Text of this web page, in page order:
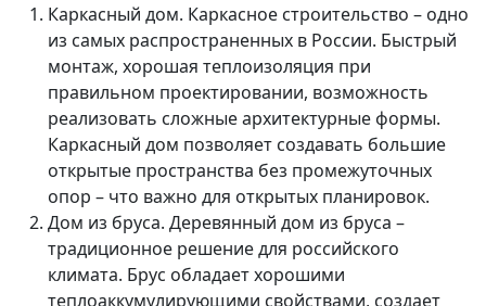
Каркасный дом. Каркасное строительство – одно
из самых распространенных в России. Быстрый
монтаж, хорошая теплоизоляция при
правильном проектировании, возможность
реализовать сложные архитектурные формы.
Каркасный дом позволяет создавать большие
открытые пространства без промежуточных
опор – что важно для открытых планировок.
Дом из бруса. Деревянный дом из бруса –
традиционное решение для российского
климата. Брус обладает хорошими
теплоаккумулирующими свойствами, создает